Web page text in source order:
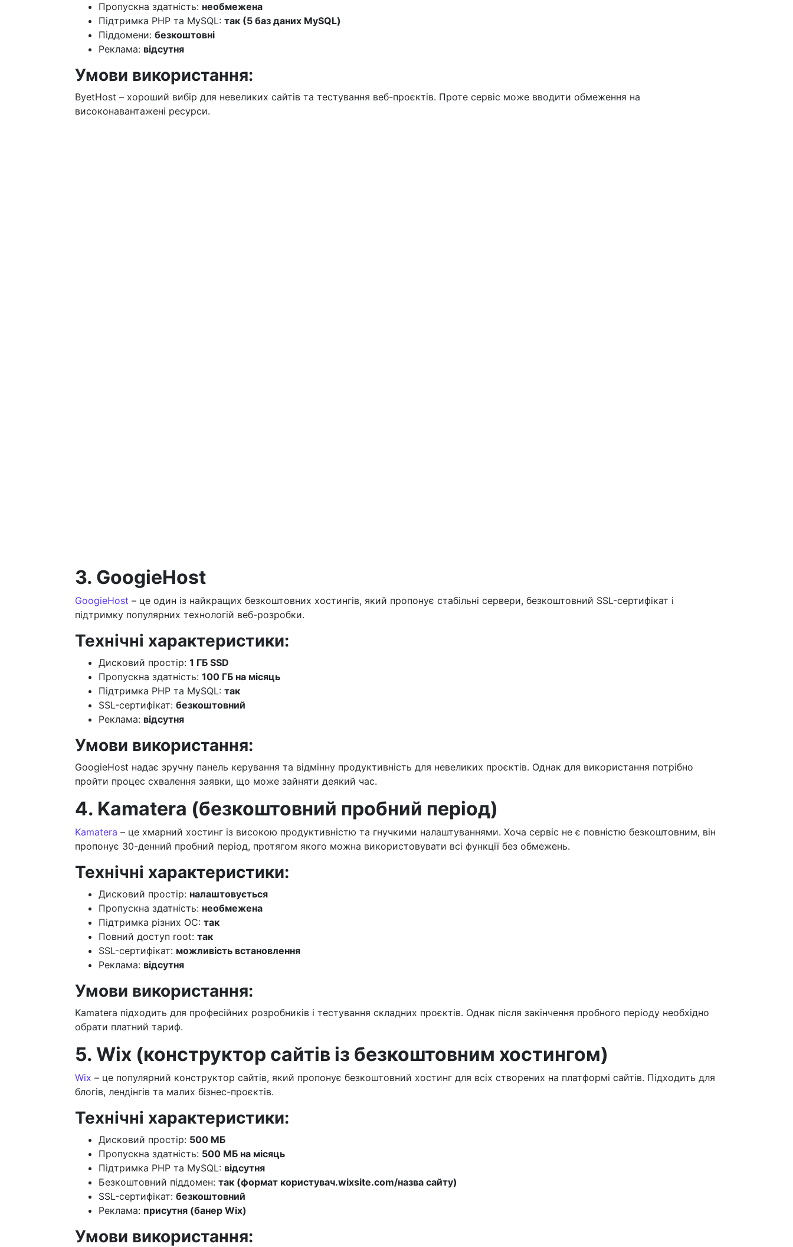
Пропускна здатність: необмежена
Підтримка PHP та MySQL: так (5 баз даних MySQL)
Піддомени: безкоштовні
Реклама: відсутня
Умови використання:
ByetHost – хороший вибір для невеликих сайтів та тестування веб-проєктів. Проте сервіс може вводити обмеження на
високонавантажені ресурси.
3. GoogieHost
GoogieHost – це один із найкращих безкоштовних хостингів, який пропонує стабільні сервери, безкоштовний SSL-сертифікат і
підтримку популярних технологій веб-розробки.
Технічні характеристики:
Дисковий простір: 1 ГБ SSD
Пропускна здатність: 100 ГБ на місяць
Підтримка PHP та MySQL: так
SSL-сертифікат: безкоштовний
Реклама: відсутня
Умови використання:
GoogieHost надає зручну панель керування та відмінну продуктивність для невеликих проєктів. Однак для використання потрібно
пройти процес схвалення заявки, що може зайняти деякий час.
4. Kamatera (безкоштовний пробний період)
Kamatera – це хмарний хостинг із високою продуктивністю та гнучкими налаштуваннями. Хоча сервіс не є повністю безкоштовним, він
пропонує 30-денний пробний період, протягом якого можна використовувати всі функції без обмежень.
Технічні характеристики:
Дисковий простір: налаштовується
Пропускна здатність: необмежена
Підтримка різних ОС: так
Повний доступ root: так
SSL-сертифікат: можливість встановлення
Реклама: відсутня
Умови використання:
Kamatera підходить для професійних розробників і тестування складних проєктів. Однак після закінчення пробного періоду необхідно
обрати платний тариф.
5. Wix (конструктор сайтів із безкоштовним хостингом)
Wix – це популярний конструктор сайтів, який пропонує безкоштовний хостинг для всіх створених на платформі сайтів. Підходить для
блогів, лендінгів та малих бізнес-проєктів.
Технічні характеристики:
Дисковий простір: 500 МБ
Пропускна здатність: 500 МБ на місяць
Підтримка PHP та MySQL: відсутня
Безкоштовний піддомен: так (формат користувач.wixsite.com/назва сайту)
SSL-сертифікат: безкоштовний
Реклама: присутня (банер Wix)
Умови використання: